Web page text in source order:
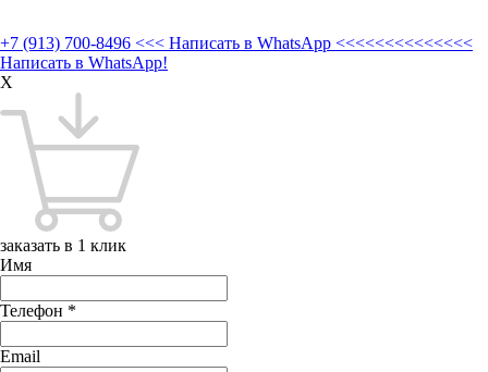
+7 (913) 700-8496 <<< Написать в WhatsApp <<<<<<<<<<<<<<
Написать в WhatsApp!
X
заказать в 1 клик
Имя
Телефон *
Email